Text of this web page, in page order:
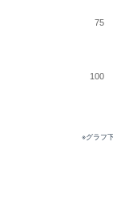
100
75
※グラフ